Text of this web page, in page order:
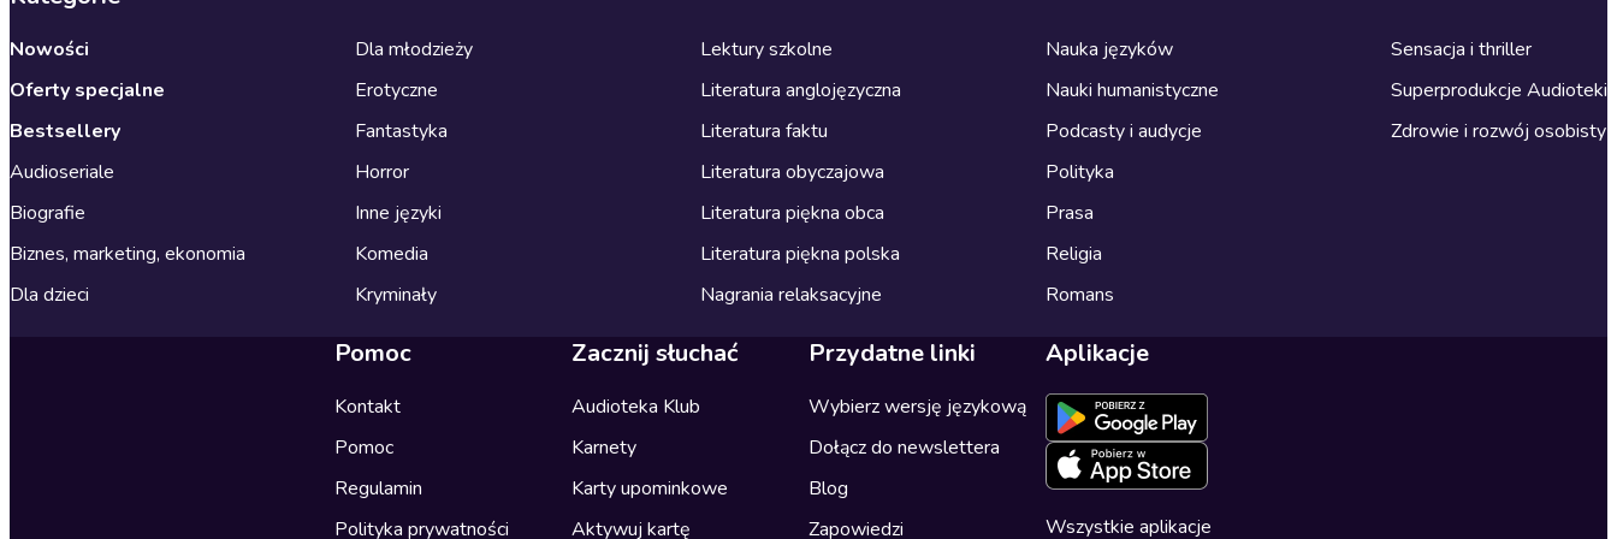
Nowości
Oferty specjalne
Bestsellery
Audioseriale
Biografie
Biznes, marketing, ekonomia
Dla dzieci
Dla młodzieży
Erotyczne
Fantastyka
Horror
Inne języki
Komedia
Kryminały
Lektury szkolne
Literatura anglojęzyczna
Literatura faktu
Literatura obyczajowa
Literatura piękna obca
Literatura piękna polska
Nagrania relaksacyjne
Nauka języków
Nauki humanistyczne
Podcasty i audycje
Polityka
Prasa
Religia
Romans
Sensacja i thriller
Superprodukcje Audioteki
Zdrowie i rozwój osobisty
Pomoc
Kontakt
Pomoc
Regulamin
Polityka prywatności
Zacznij słuchać
Audioteka Klub
Karnety
Karty upominkowe
Aktywuj kartę
Przydatne linki
Wybierz wersję językową
Dołącz do newslettera
Blog
Zapowiedzi
Aplikacje
Wszystkie aplikacje